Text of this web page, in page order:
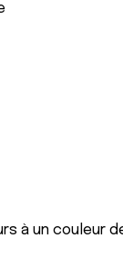
à un couleur